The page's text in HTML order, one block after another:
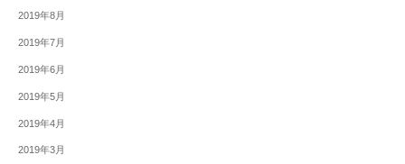
2019年8月
2019年7月
2019年6月
2019年5月
2019年4月
2019年3月